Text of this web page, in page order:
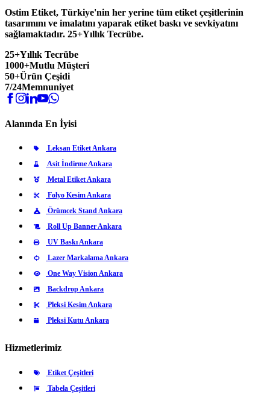
Ostim Etiket, Türkiye'nin her yerine tüm etiket çeşitlerinin
tasarımını ve imalatını yaparak etiket baskı ve sevkiyatını
sağlamaktadır. 25+Yıllık Tecrübe.
25+Yıllık Tecrübe
1000+Mutlu Müşteri
50+Ürün Çeşidi
7/24Memnuniyet
Alanında En İyisi
Leksan Etiket Ankara
Asit İndirme Ankara
Metal Etiket Ankara
Folyo Kesim Ankara
Örümcek Stand Ankara
Roll Up Banner Ankara
UV Baskı Ankara
Lazer Markalama Ankara
One Way Vision Ankara
Backdrop Ankara
Pleksi Kesim Ankara
Pleksi Kutu Ankara
Hizmetlerimiz
Etiket Çeşitleri
Tabela Çeşitleri